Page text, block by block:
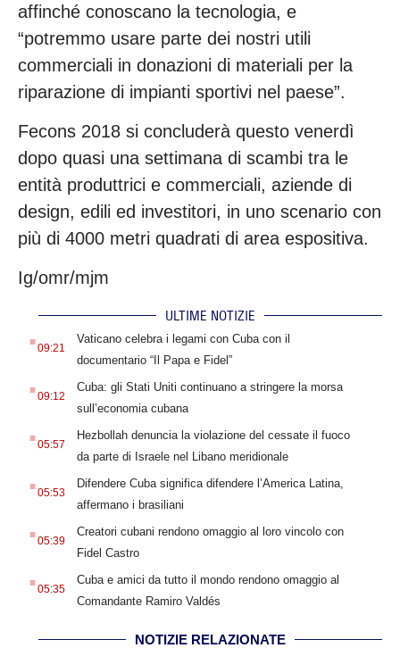
affinché conoscano la tecnologia, e
“potremmo usare parte dei nostri utili
commerciali in donazioni di materiali per la
riparazione di impianti sportivi nel paese”.
Fecons 2018 si concluderà questo venerdì
dopo quasi una settimana di scambi tra le
entità produttrici e commerciali, aziende di
design, edili ed investitori, in uno scenario con
più di 4000 metri quadrati di area espositiva.
Ig/omr/mjm
ULTIME NOTIZIE
.09:21
Vaticano celebra i legami con Cuba con il
documentario “Il Papa e Fidel”
.09:12
Cuba: gli Stati Uniti continuano a stringere la morsa
sull’economia cubana
.05:57
Hezbollah denuncia la violazione del cessate il fuoco
da parte di Israele nel Libano meridionale
.05:53
Difendere Cuba significa difendere l’America Latina,
affermano i brasiliani
.05:39
Creatori cubani rendono omaggio al loro vincolo con
Fidel Castro
.05:35
Cuba e amici da tutto il mondo rendono omaggio al
Comandante Ramiro Valdés
NOTIZIE RELAZIONATE